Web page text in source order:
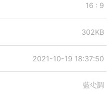
16 : 9
302KB
2021-10-19 18:37:50
藍尐調